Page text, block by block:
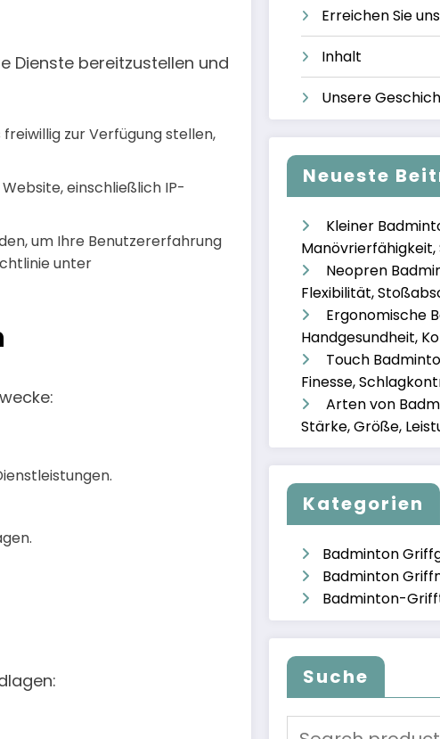
Dienste bereitzustellen und
zur Verfügung stellen,
einschließlich IP-
um Ihre Benutzererfahrung
unter
Erreichen Sie uns
Inhalt
Unsere
Neueste
Kleiner
Neopren
Flexibilität,
Ergonomische
Handgesundheit,
Touch
Finesse,
Arten von
Stärke, Größe,
Kategorien
Badminton
Badminton
Badminton-
Suche